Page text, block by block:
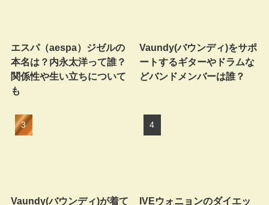
エスパ（aespa）ジゼルの
本名は？内永太洋って誰？
関係性や生い立ちについて
も
Vaundy(バウンディ)をサポ
ートするギターやドラムな
どバンドメンバーは誰？
Vaundy(バウンディ)が着て
IVEウォニョンのダイエッ